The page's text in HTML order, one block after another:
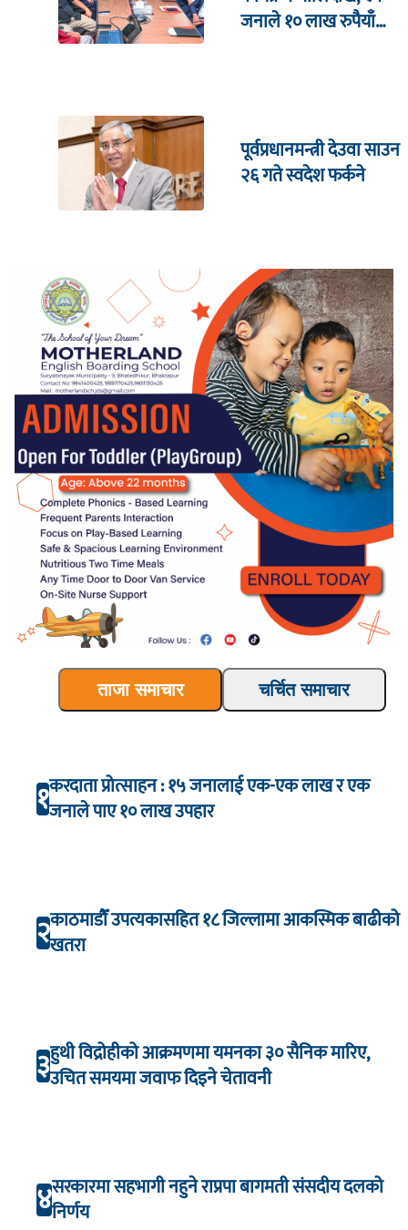
जनाले १० लाख रुपैयाँ
पूर्वप्रधानमन्त्री देउवा साउन
२६ गते स्वदेश फर्कने
ताजा समाचार चर्चित समाचार
१करदाता प्रोत्साहन : १५ जनालाई एक-एक लाख र एक
जनाले पाए १० लाख उपहार
२काठमाडौँ उपत्यकासहित १८ जिल्लामा आकस्मिक बाढीको
खतरा
३हुथी विद्रोहीको आक्रमणमा यमनका ३० सैनिक मारिए,
उचित समयमा जवाफ दिइने चेतावनी
४सरकारमा सहभागी नहुने राप्रपा बागमती संसदीय दलको
निर्णय